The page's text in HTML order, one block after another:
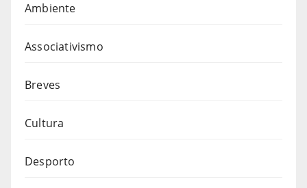
Ambiente
Associativismo
Breves
Cultura
Desporto